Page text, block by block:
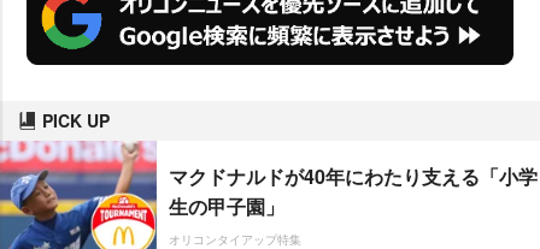
PICK UP
マクドナルドが40年にわたり支える「小学
生の甲子園」
オリコンタイアップ特集